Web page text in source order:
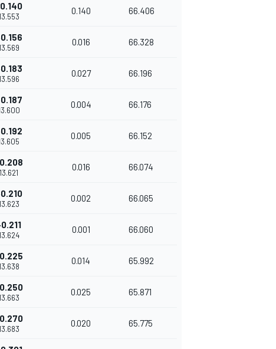
0.140 66.406
0.016 66.328
0.027 66.196
0.004 66.176
0.005 66.152
13.621
0.016 66.074
0.002 66.065
0.001 66.060
0.014 65.992
0.025 65.871
0.020 65.775